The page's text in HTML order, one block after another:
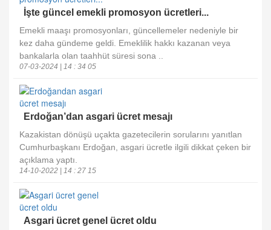
İşte güncel emekli promosyon ücretleri...
Emekli maaşı promosyonları, güncellemeler nedeniyle bir
kez daha gündeme geldi. Emeklilik hakkı kazanan veya
bankalarla olan taahhüt süresi sona ..
07-03-2024 | 14 : 34 05
Erdoğan’dan asgari ücret mesajı
Kazakistan dönüşü uçakta gazetecilerin sorularını yanıtlan
Cumhurbaşkanı Erdoğan, asgari ücretle ilgili dikkat çeken bir
açıklama yaptı.
14-10-2022 | 14 : 27 15
Asgari ücret genel ücret oldu